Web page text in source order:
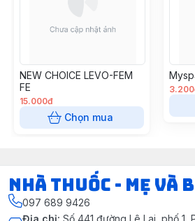
NEW CHOICE LEVO-FEM
FE
15.000đ
Chọn mua
Nhà Thuốc - Mẹ và
097 689 9426
Địa chỉ: Số 441 đường Lê Lai, phố 1,